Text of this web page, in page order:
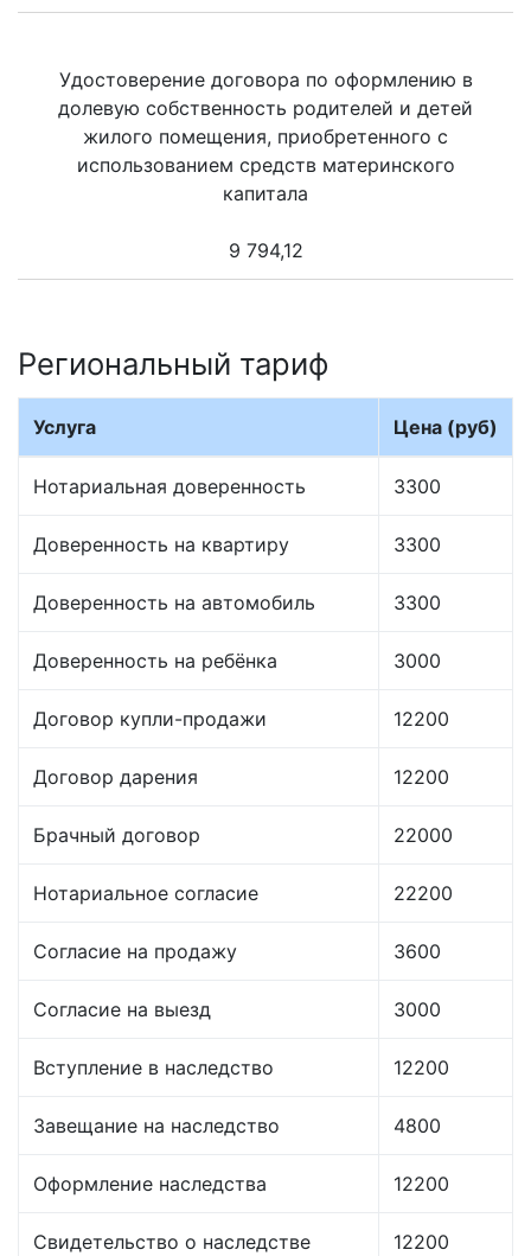
Удостоверение договора по оформлению в
долевую собственность родителей и детей
жилого помещения, приобретенного с
использованием средств материнского
капитала
9 794,12
Региональный тариф
Услуга Цена (руб)
Нотариальная доверенность 3300
Доверенность на квартиру 3300
Доверенность на автомобиль 3300
Доверенность на ребёнка 3000
Договор купли-продажи 12200
Договор дарения 12200
Брачный договор 22000
Нотариальное согласие 22200
Согласие на продажу 3600
Согласие на выезд 3000
Вступление в наследство 12200
Завещание на наследство 4800
Оформление наследства 12200
Свидетельство о наследстве 12200